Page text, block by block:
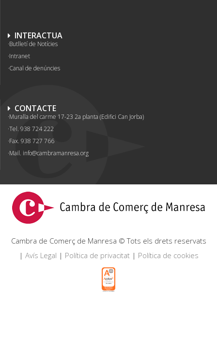
INTERACTUA
Butlletí de Notícies
Intranet
Canal de denúncies
CONTACTE
Muralla del carme 17-23 2a planta (Edifici Can Jorba)
Tel. 938 724 222
Fax. 938 727 766
Mail. info@cambramanresa.org
Cambra de Comerç de Manresa © Tots els drets reservats
| Avís Legal | Política de privacitat| Política de cookies